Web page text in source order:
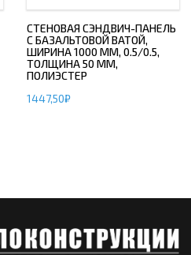
СТЕНОВАЯ СЭНДВИЧ-ПАНЕЛЬ
С БАЗАЛЬТОВОЙ ВАТОЙ,
ШИРИНА 1000 ММ, 0.5/0.5,
ТОЛЩИНА 50 ММ,
ПОЛИЭСТЕР
1447,50₽